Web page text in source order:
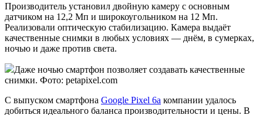
Производитель установил двойную камеру с основным
датчиком на 12,2 Мп и широкоугольником на 12 Мп.
Реализовали оптическую стабилизацию. Камера выдаёт
качественные снимки в любых условиях — днём, в сумерках,
ночью и даже против света.
Даже ночью смартфон позволяет создавать качественные
снимки. Фото: petapixel.com
С выпуском смартфона Google Pixel 6a компании удалось
добиться идеального баланса производительности и цены. В